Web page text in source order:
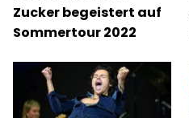
Zucker begeistert auf
Sommertour 2022